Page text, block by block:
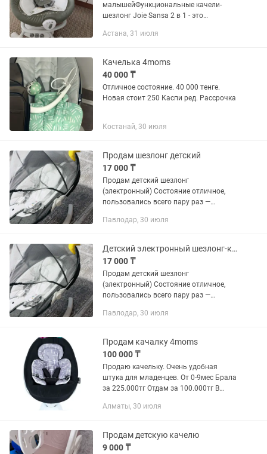
малышейФункциональные качели-
шезлонг Joie Sansa 2 в 1 - это
новорожденного. Ребенок сможет
укачивания маминых рук....
Астана, 31 июля
Качелька 4moms
40 000 ₸
Отличное состояние. 40 000 тенге.
Новая стоит 250 Каспи ред. Рассрочка
Костанай, 30 июля
Продам шезлонг детский
17 000 ₸
Продам детский шезлонг
(электронный) Состояние отличное,
пользовались всего пару раз —
стоит без дела. Автоматическое
с...
Павлодар, 30 июля
Детский электронный шезлонг-качели Пульт, Bluetooth, как новый
17 000 ₸
Продам детский шезлонг
(электронный) Состояние отличное,
пользовались всего пару раз —
стоит без дела. 🔹 Автоматическое
Управление с...
Павлодар, 30 июля
Продам качалку 4moms
100 000 ₸
Продаю качельку. Очень удобная
штука для младенцев. От 0-9мес Брала
за 225.000тг Отдам за 100.000тг В
Алматы, 30 июля
Продам детскую качелю
9 000 ₸